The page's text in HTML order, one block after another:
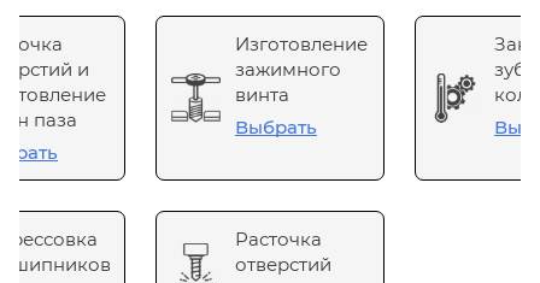
и
паза
Изготовление
зажимного
винта
Выбрать
Расточка
отверстий